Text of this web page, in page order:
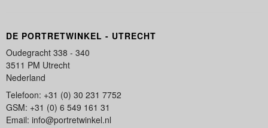
DE PORTRETWINKEL - UTRECHT
Oudegracht 338 - 340
3511 PM Utrecht
Nederland
Telefoon: +31 (0) 30 231 7752
GSM: +31 (0) 6 549 161 31
Email: info@portretwinkel.nl